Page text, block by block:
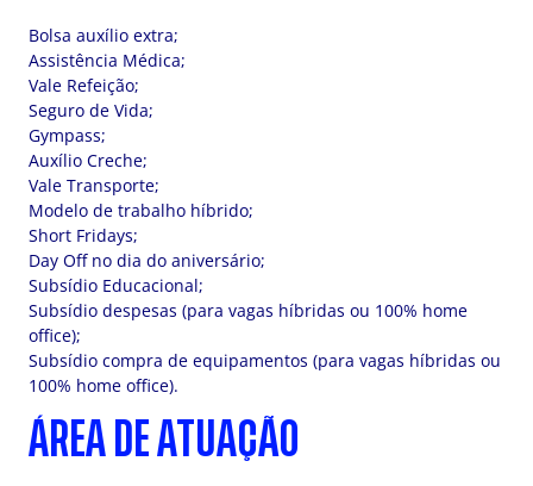
Bolsa auxílio extra;
Assistência Médica;
Vale Refeição;
Seguro de Vida;
Gympass;
Auxílio Creche;
Vale Transporte;
Modelo de trabalho híbrido;
Short Fridays;
Day Off no dia do aniversário;
Subsídio Educacional;
Subsídio despesas (para vagas híbridas ou 100% home
office);
Subsídio compra de equipamentos (para vagas híbridas ou
100% home office).
ÁREA DE ATUAÇÃO